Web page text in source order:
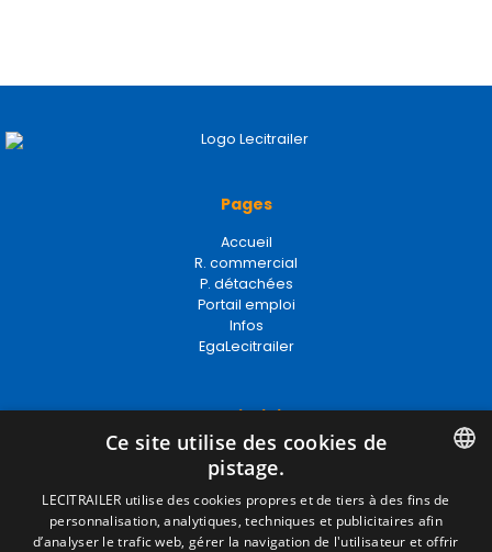
Pages
Accueil
R. commercial
P. détachées
Portail emploi
Infos
EgaLecitrailer
Termes juridiques
Mentions Légales
Politique de Confidentialité
Politique de Cookies
Conditions générales de vente
Gérer les cookies
SPANISH
ENGLISH
Ce site utilise des cookies de
pistage.
LECITRAILER utilise des cookies propres et de tiers à des fins de
personnalisation, analytiques, techniques et publicitaires afin
d’analyser le trafic web, gérer la navigation de l'utilisateur et offrir